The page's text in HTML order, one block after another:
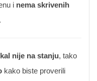
i nema skrivenih
nije na stanju, tako
kako biste proverili